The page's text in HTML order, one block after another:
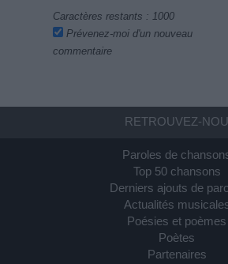
Caractères restants : 1000
Prévenez-moi d'un nouveau
commentaire
RETROUVEZ-
Paroles de
Top 50 chansons
Derniers ajouts de
Actualités
Poésies et poèmes
Poètes
Partenaires